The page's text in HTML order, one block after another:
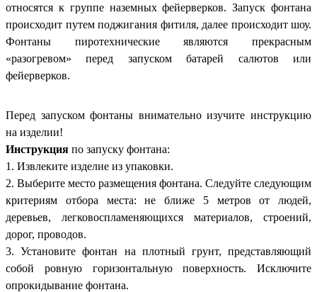
относятся к группе наземных фейерверков. Запуск фонтана
происходит путем поджигания фитиля, далее происходит шоу.
Фонтаны пиротехнические являются прекрасным
«разогревом» перед запуском батарей салютов или
фейерверков.
Перед запуском фонтаны внимательно изучите инструкцию
на изделии!
Инструкция по запуску фонтана:
1. Извлеките изделие из упаковки.
2. Выберите место размещения фонтана. Следуйте следующим
критериям отбора места: не ближе 5 метров от людей,
деревьев, легковоспламеняющихся материалов, строений,
дорог, проводов.
3. Установите фонтан на плотный грунт, представляющий
собой ровную горизонтальную поверхность. Исключите
опрокидывание фонтана.